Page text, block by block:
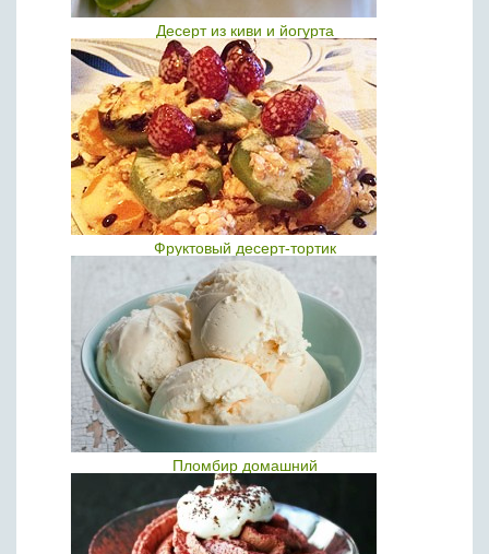
Десерт из киви и йогурта
Фруктовый десерт-тортик
Пломбир домашний